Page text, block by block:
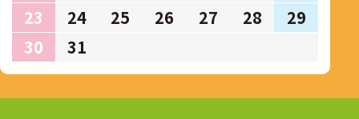
23
24 25 26 27 28
29
30
31